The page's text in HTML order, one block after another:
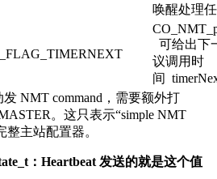
唤醒处理
可给出下
议调用时
间
NMT command，需要额外打
。这只表示“simple NMT
整主站配置器。
：Heartbeat 发送的就是这个值